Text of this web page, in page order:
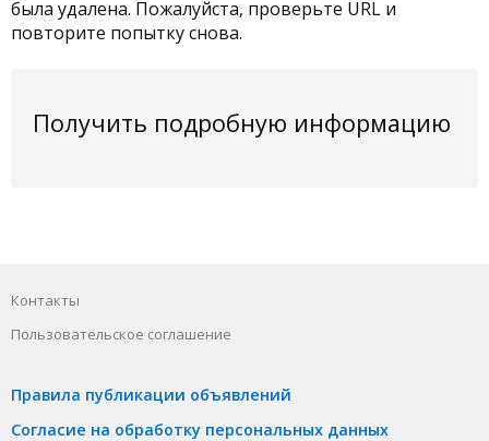
была удалена. Пожалуйста, проверьте URL и
повторите попытку снова.
Получить подробную информацию
Контакты
Пользовательское соглашение
Правила публикации объявлений
Согласие на обработку персональных данных